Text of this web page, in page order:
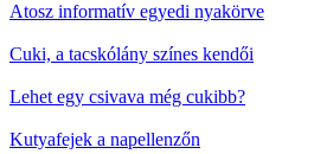
Atosz informatív egyedi nyakörve
Cuki, a tacskólány színes kendői
Lehet egy csivava még cukibb?
Kutyafejek a napellenzőn